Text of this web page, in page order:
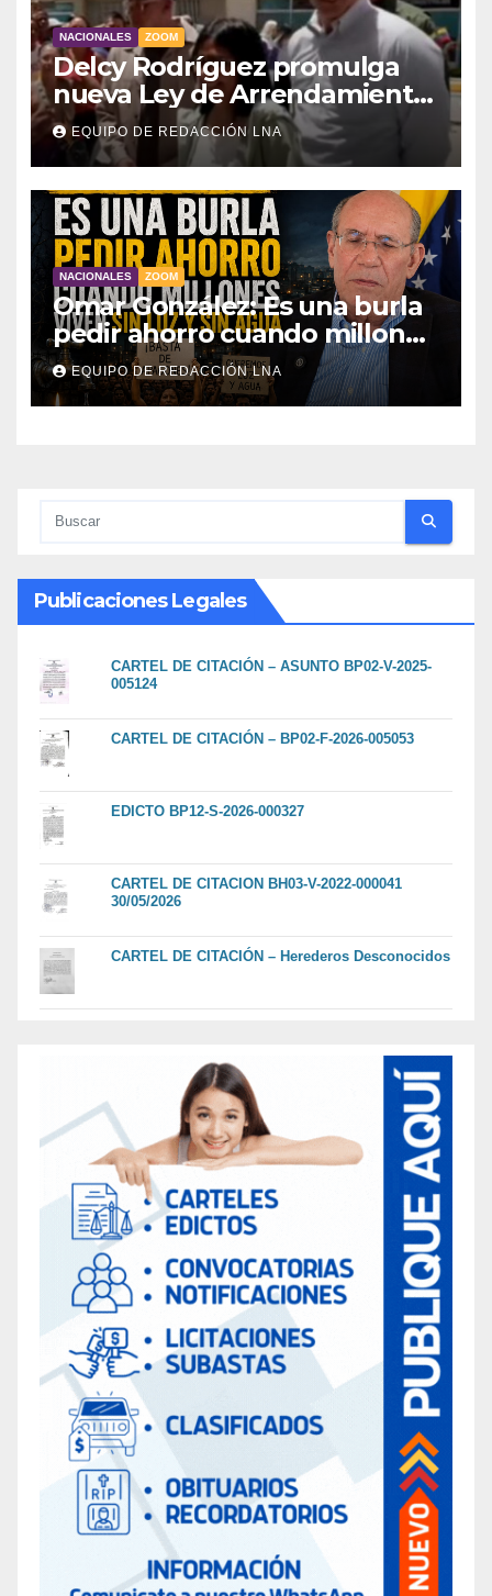
NACIONALES ZOOM
Delcy Rodríguez promulga
nueva Ley de Arrendamiento
para atender a familias
damnificadas
EQUIPO DE REDACCIÓN LNA
NACIONALES ZOOM
Omar González: Es una burla
pedir ahorro cuando millones
viven sin luz y sin agua
EQUIPO DE REDACCIÓN LNA
Publicaciones Legales
CARTEL DE CITACIÓN – ASUNTO BP02-V-2025-
005124
CARTEL DE CITACIÓN – BP02-F-2026-005053
EDICTO BP12-S-2026-000327
CARTEL DE CITACION BH03-V-2022-000041
30/05/2026
CARTEL DE CITACIÓN – Herederos Desconocidos